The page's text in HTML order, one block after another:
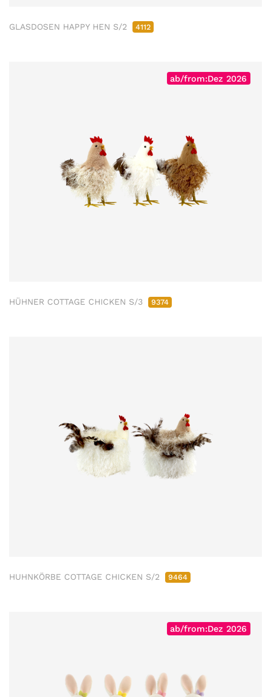
GLASDOSEN HAPPY HEN S/2 4112
ab/from:Dez 2026
HÜHNER COTTAGE CHICKEN S/3 9374
HUHNKÖRBE COTTAGE CHICKEN S/2 9464
ab/from:Dez 2026